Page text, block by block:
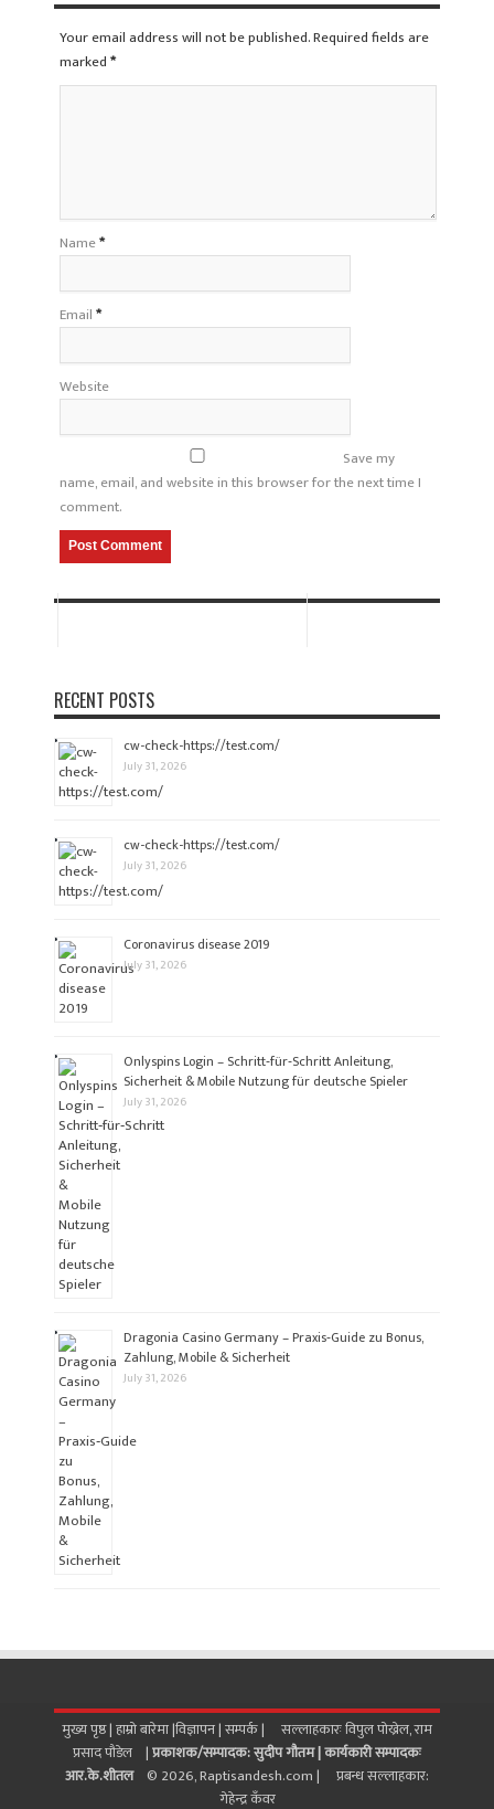
Your email address will not be published. Required fields are
marked*
Name*
Email*
Website
Save my
name, email, and website in this browser for the next time I
comment.
RECENT POSTS
cw-check-https://test.com/
July 31, 2026
cw-check-https://test.com/
July 31, 2026
Coronavirus disease 2019
July 31, 2026
Onlyspins Login – Schritt‑für‑Schritt Anleitung,
Sicherheit & Mobile Nutzung für deutsche Spieler
July 31, 2026
Dragonia Casino Germany – Praxis‑Guide zu Bonus,
Zahlung, Mobile & Sicherheit
July 31, 2026
मुख्य पृष्ठ |हाम्रो बारेमा|विज्ञापन|सम्पर्क| सल्लाहकारः विपुल पोख्रेल, राम
प्रसाद पाैडेल |प्रकाशक/सम्पादक: सुदीप गौतम |कार्यकारी सम्पादकः
आर.के.शीतल © 2026, Raptisandesh.com | प्रबन्ध सल्लाहकार:
गेहेन्द्र कँवर